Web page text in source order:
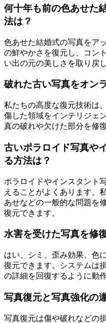
何十年も前の色あせた
法は？
色あせた結婚式の写真をア
の鮮やかさを復元し、コン
い出の元の美しさを取り戻し
破れた古い写真をオン
私たちの高度な復元技術は
傷した領域をインテリジェ
真の破れや欠けた部分を修
古いポラロイド写真や
る方法は？
ポラロイドやインスタント
えることがよくあります。
あせなどの一般的な問題を
復元できます。
水害を受けた写真を修
はい、シミ、歪み効果、色
復元できます。システムは
の詳細を回復するように動
写真復元と写真強化の
写真復元は傷や破れなどの